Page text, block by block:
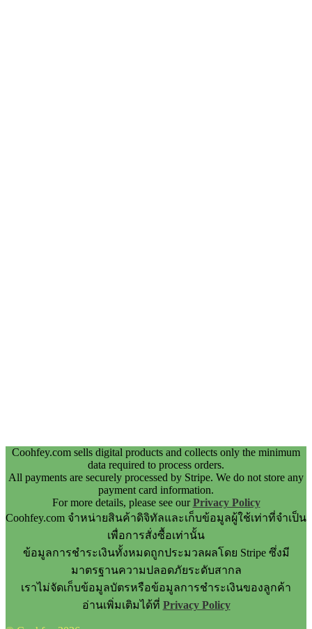
Coohfey.com sells digital products and collects only the minimum
data required to process orders.
All payments are securely processed by Stripe. We do not store any
payment card information.
For more details, please see ourPrivacy Policy
Coohfey.com จำหน่ายสินค้าดิจิทัลและเก็บข้อมูลผู้ใช้เท่าที่จำเป็น
เพื่อการสั่งซื้อเท่านั้น
ข้อมูลการชำระเงินทั้งหมดถูกประมวลผลโดย Stripe ซึ่งมี
มาตรฐานความปลอดภัยระดับสากล
เราไม่จัดเก็บข้อมูลบัตรหรือข้อมูลการชำระเงินของลูกค้า
อ่านเพิ่มเติมได้ที่ Privacy Policy